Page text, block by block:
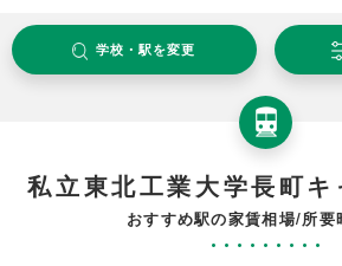
学校・駅を変更
私立東北工業大学長町キ
おすすめ駅の家賃相場/所要